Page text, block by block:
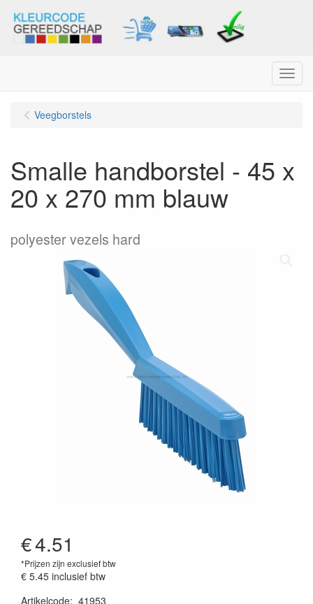
Menu
Veegborstels
Smalle handborstel - 45 x
20 x 270 mm blauw
polyester vezels hard
€4.51
*Prijzen zijn exclusief btw
€ 5.45 inclusief btw
Artikelcode: 41953